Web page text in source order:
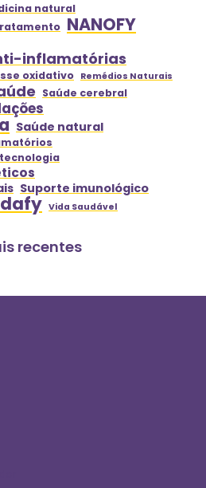
natural
NANOFY
inflamatórias
oxidativo
Remédios Naturais
Saúde cerebral
Saúde natural
Suporte imunológico
Vida Saudável
recentes